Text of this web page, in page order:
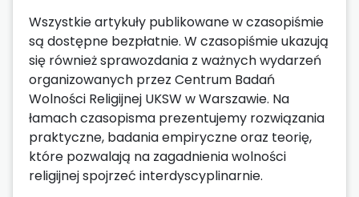
Wszystkie artykuły publikowane w czasopiśmie
są dostępne bezpłatnie. W czasopiśmie ukazują
się również sprawozdania z ważnych wydarzeń
organizowanych przez Centrum Badań
Wolności Religijnej UKSW w Warszawie. Na
łamach czasopisma prezentujemy rozwiązania
praktyczne, badania empiryczne oraz teorię,
które pozwalają na zagadnienia wolności
religijnej spojrzeć interdyscyplinarnie.